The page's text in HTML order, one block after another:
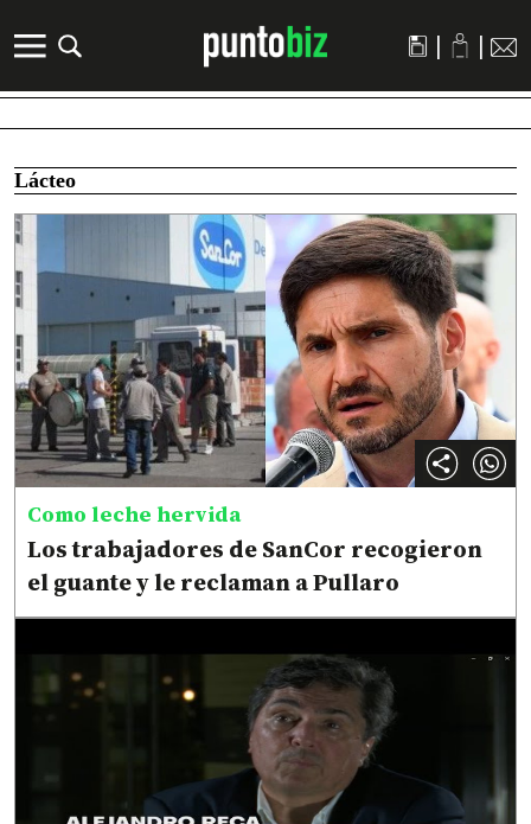
| |
Lácteo
Como leche hervida
Los trabajadores de SanCor recogieron
el guante y le reclaman a Pullaro